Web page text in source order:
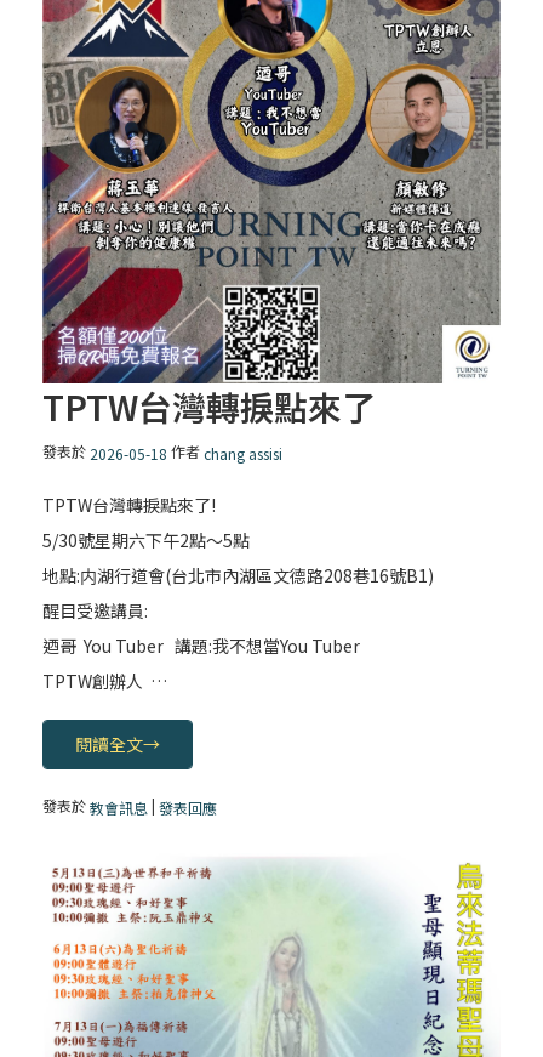
TPTW台灣轉捩點來了
發表於 2026-05-18 作者chang assisi
TPTW台灣轉捩點來了!
5/30號星期六下午2點〜5點
地點:内湖行道會(台北市內湖區文德路208巷16號B1)
醒目受邀講員:
迺哥 You Tuber 講題:我不想當You Tuber
TPTW創辦人 …
閱讀全文→
發表於教會訊息|發表回應